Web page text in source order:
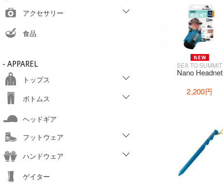
アクセサリー
食品
- APPAREL
トップス
ボトムス
ヘッドギア
フットウェア
ハンドウェア
ゲイター
SEA TO SUMMIT
Nano Headnet
2,200円